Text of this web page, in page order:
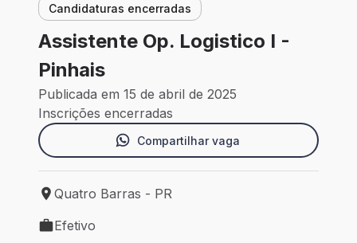
Candidaturas encerradas
Assistente Op. Logistico I -
Pinhais
Publicada em 15 de abril de 2025
Inscrições encerradas
Compartilhar vaga
Local de trabalho: Quatro Barras - PR
Quatro Barras - PR
Tipo de vaga: Efetivo
Efetivo